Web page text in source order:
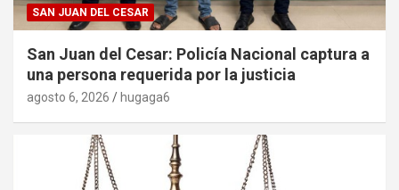
SAN JUAN DEL CESAR
San Juan del Cesar: Policía Nacional captura a
una persona requerida por la justicia
agosto 6, 2026 hugaga6